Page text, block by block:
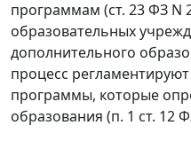
программам (ст. 23 ФЗ N
образовательных
дополнительного
процесс
программы, которые
образования (п. 1 ст. 12